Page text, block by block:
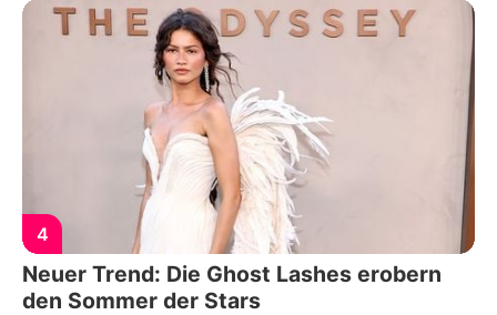
4
Neuer Trend: Die Ghost Lashes erobern
den Sommer der Stars